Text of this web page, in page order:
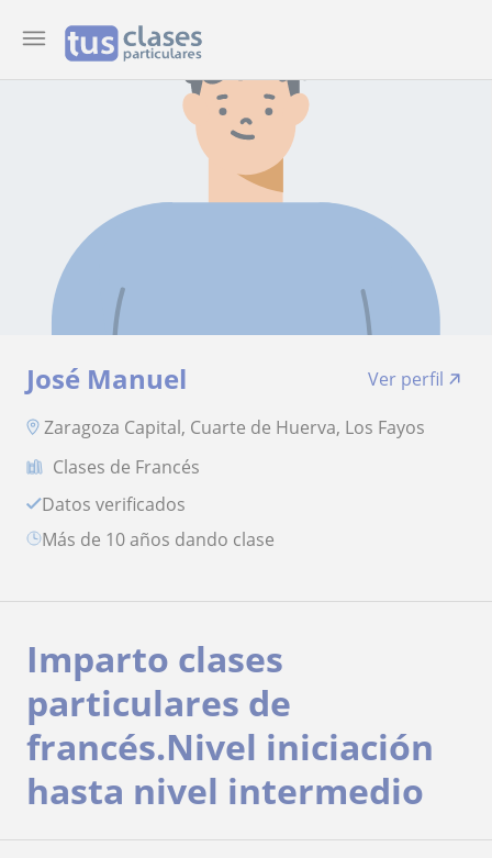
José Manuel
Ver perfil
Zaragoza Capital, Cuarte de Huerva, Los Fayos
Clases de Francés
Datos verificados
más de 10 años dando clase
Imparto clases
particulares de
francés.Nivel iniciación
hasta nivel intermedio